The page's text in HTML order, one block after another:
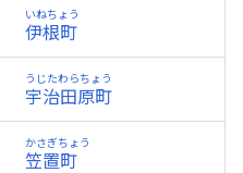
伊根町
いねちょう
宇治田原町
うじたわらちょう
笠置町
かさぎちょう